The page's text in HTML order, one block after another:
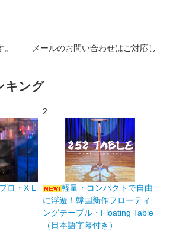
。 メールのお問い合わせはご対応し
キング
ロ・X L
2
軽量・コンパクトで自由
に浮遊！韓国新作フローティ
ングテーブル・Floating Table
（日本語字幕付き）